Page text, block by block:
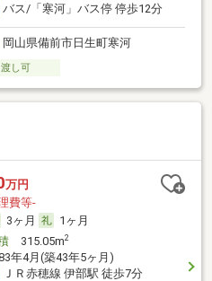
バス/「寒河」バス停 停歩12分
岡山県備前市日生町寒河
し可
万円
費等-
3ヶ月
1ヶ月
315.05m2
年4月(築43年5ヶ月)
ＪＲ赤穂線 伊部駅 徒歩7分